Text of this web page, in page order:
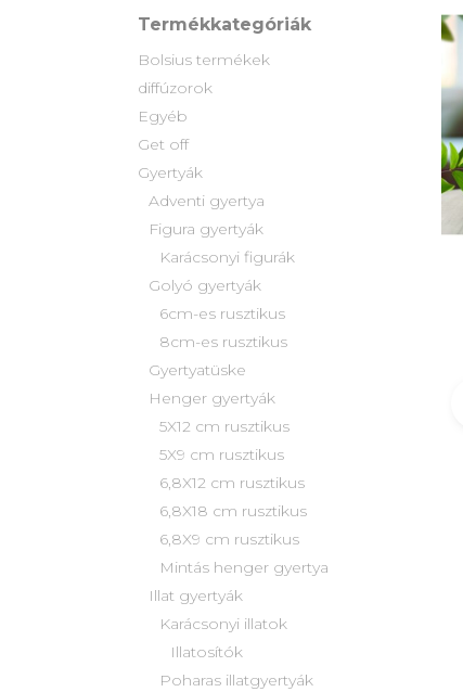
Termékkategóriák
Bolsius termékek
diffúzorok
Egyéb
Get off
Gyertyák
Adventi gyertya
Figura gyertyák
Karácsonyi figurák
Golyó gyertyák
6cm-es rusztikus
8cm-es rusztikus
Gyertyatüske
Henger gyertyák
5X12 cm rusztikus
5X9 cm rusztikus
6,8X12 cm rusztikus
6,8X18 cm rusztikus
6,8X9 cm rusztikus
Mintás henger gyertya
Illat gyertyák
Karácsonyi illatok
Illatosítók
Poharas illatgyertyák